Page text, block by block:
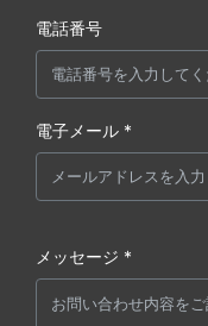
電話番号
電子メール *
メッセージ *